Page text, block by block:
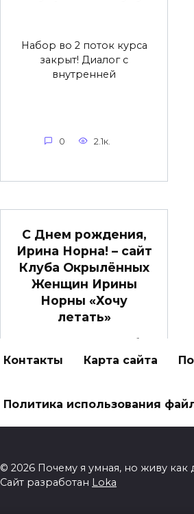
Набор во 2 поток курса
закрыт! Диалог с
внутренней
0 2.1к.
С Днем рождения,
Ирина Норна! – сайт
Клуба Окрылённых
Женщин Ирины
Норны «Хочу
летать»
С Днем Рождения, Тебя,
наша волшебница, Ирина
0 2.2к.
Контакты Карта сайта
Политика использования
© 2026 Почему я умная, но живу
Сайт разработан Loka